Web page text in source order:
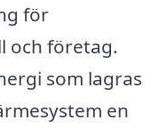
för
och företag.
som lagras
en